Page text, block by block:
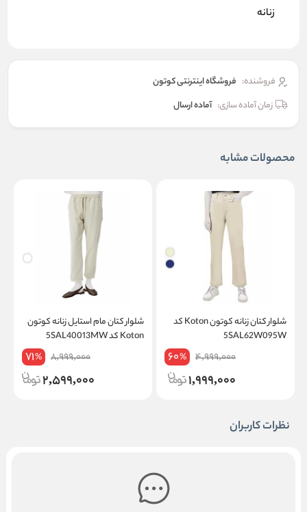
زنانه
فروشنده: فروشگاه اینترنتی کوتون
زمان آماده سازی: آماده ارسال
محصولات مشابه
شلوار کتان زنانه کوتون Koton کد
5SAL62W095W
4,999,000
60%
1,999,000
شلوار کتان مام استایل زنانه کوتون
Koton کد 5SAL40013MW
8,999,000
71%
2,599,000
نظرات کاربران